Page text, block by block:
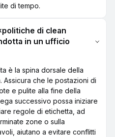
di tempo.
di clean
in un ufficio
è la spina dorsale della
Assicura che le postazioni di
e pulite alla fine della
successivo possa iniziare
regole di etichetta, ad
zone o sulla
aiutano a evitare conflitti